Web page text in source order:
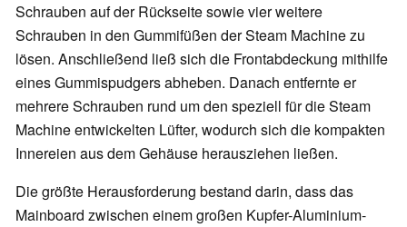
Schrauben auf der Rückseite sowie vier weitere
Schrauben in den Gummifüßen der Steam Machine zu
lösen. Anschließend ließ sich die Frontabdeckung mithilfe
eines Gummispudgers abheben. Danach entfernte er
mehrere Schrauben rund um den speziell für die Steam
Machine entwickelten Lüfter, wodurch sich die kompakten
Innereien aus dem Gehäuse herausziehen ließen.
Die größte Herausforderung bestand darin, dass das
Mainboard zwischen einem großen Kupfer-Aluminium-